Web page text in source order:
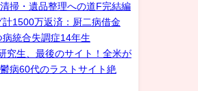
掃・遺品整理への道F完結編
計1500万返済：厨二病借金
統合失調症14年生
究生、最後のサイト！全米が
病60代のラストサイト絶